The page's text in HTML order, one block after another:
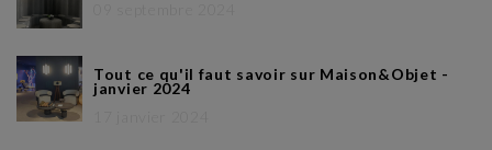
Tout ce qu'il faut savoir sur Maison&Objet -
janvier 2024